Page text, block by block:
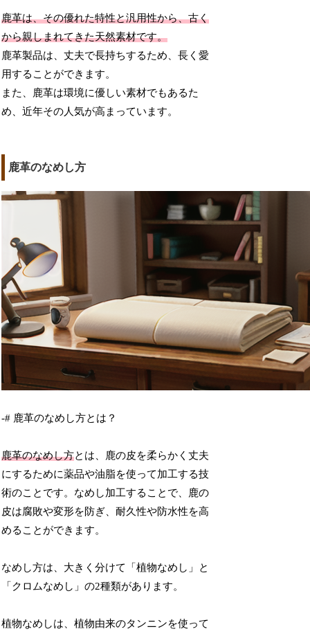
鹿革は、その優れた特性と汎用性から、古く
から親しまれてきた天然素材です。
鹿革製品は、丈夫で長持ちするため、長く愛
用することができます。
また、鹿革は環境に優しい素材でもあるた
め、近年その人気が高まっています。
鹿革のなめし方
-# 鹿革のなめし方とは？
鹿革のなめし方とは、鹿の皮を柔らかく丈夫
にするために薬品や油脂を使って加工する技
術のことです。なめし加工することで、鹿の
皮は腐敗や変形を防ぎ、耐久性や防水性を高
めることができます。
なめし方は、大きく分けて「植物なめし」と
「クロムなめし」の2種類があります。
植物なめしは、植物由来のタンニンを使って